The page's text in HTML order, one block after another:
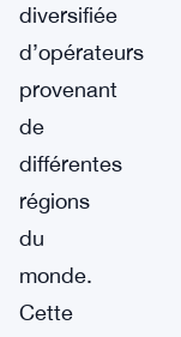
diversifiée
d’opérateurs
provenant
de
différentes
régions
du
monde.
Cette